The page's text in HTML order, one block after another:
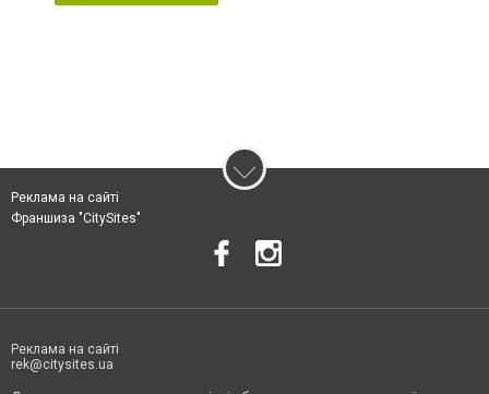
Реклама на сайті
Франшиза "CitySites"
Реклама на сайті
rek@citysites.ua